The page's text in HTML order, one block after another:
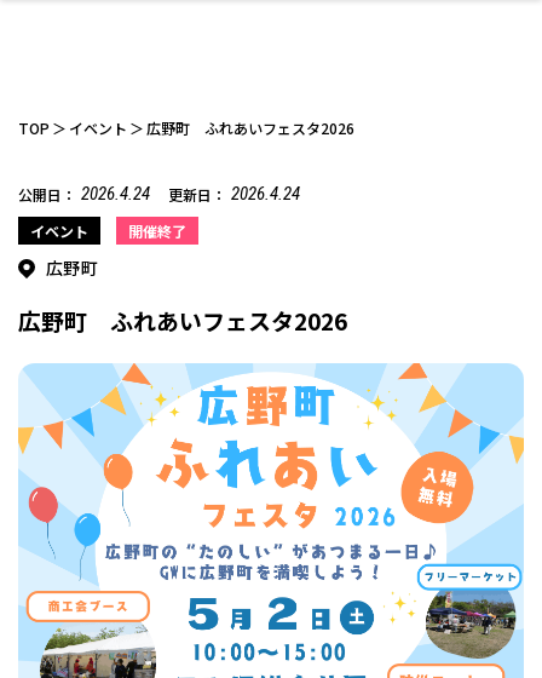
カフェ
お酒 洋食 中華
和食 わんぱく 福島ローカルグル
メ
開成山公園
デート・友達と ひとりで アウトドア
温泉 体験 名所
美容室
美容アイテム エイジングケア メンズ
フィットネス・や
せたい
鍼灸・整体・リラ
クゼーション
まつ毛サロン
ファッション
スポーツ・アウト
ドア
ギフト・お土産 キッズ
インテリア 食品・酒 生活を彩るモノ
お仕事探し
保険 病院・クリニック ペット
趣味・スキルアッ
プ
保育園・こども園 子どもの習い事・
塾
家づくり
リフォーム・リノ
ベーション
自治体インフォ その他
TOP イベント 広野町 ふれあいフェスタ2026
公開日： 2026.4.24 更新日： 2026.4.24
イベント 開催終了
広野町
広野町 ふれあいフェスタ2026